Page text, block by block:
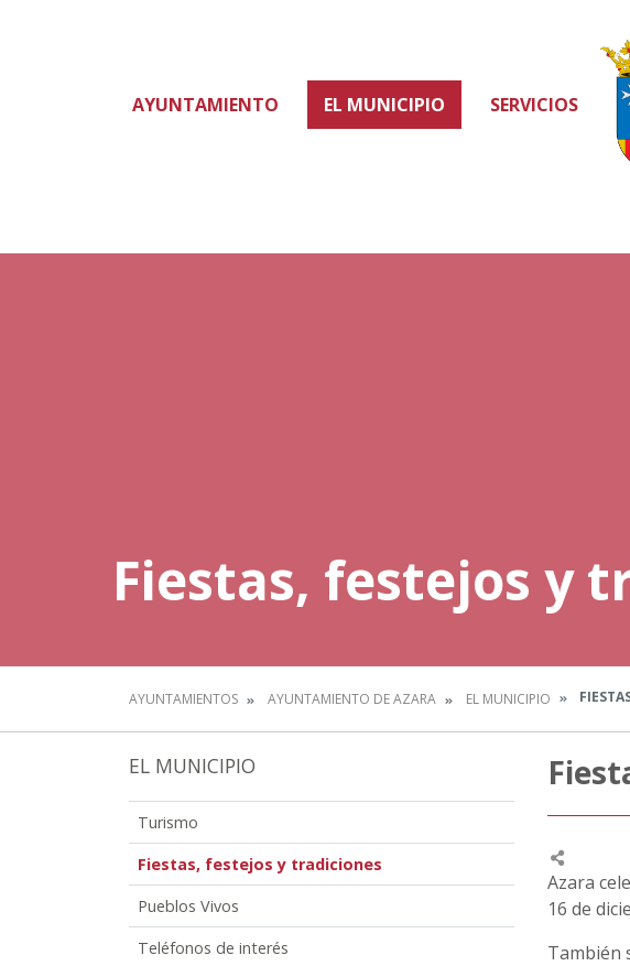
AYUNTAMIENTO EL MUNICIPIO SERVICIOS
Fiestas, festejos y
AYUNTAMIENTOS AYUNTAMIENTO DE AZARA EL MUNICIPIO
EL MUNICIPIO
Turismo
Fiestas, festejos y tradiciones
Pueblos Vivos
Teléfonos de interés
Azara
16 de
También